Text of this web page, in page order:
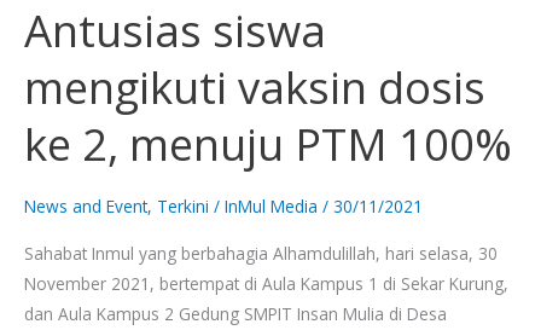
Antusias siswa
mengikuti vaksin dosis
ke 2, menuju PTM 100%
News and Event, Terkini / InMul Media / 30/11/2021
Sahabat Inmul yang berbahagia Alhamdulillah, hari selasa, 30
November 2021, bertempat di Aula Kampus 1 di Sekar Kurung,
dan Aula Kampus 2 Gedung SMPIT Insan Mulia di Desa
Antusias
siswa
mengikuti
vaksin
dosis
ke
2,
PTM
100%